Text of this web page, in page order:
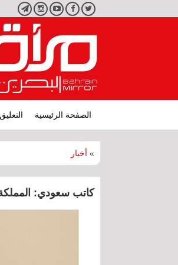
تويتر فيسبوكيوتيوبانستجرامتليجرام
الصفحة الرئيسية
» أخبار
كاتب سعودي: